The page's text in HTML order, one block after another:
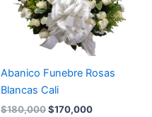
Abanico Funebre Rosas
Blancas Cali
$180,000$170,000